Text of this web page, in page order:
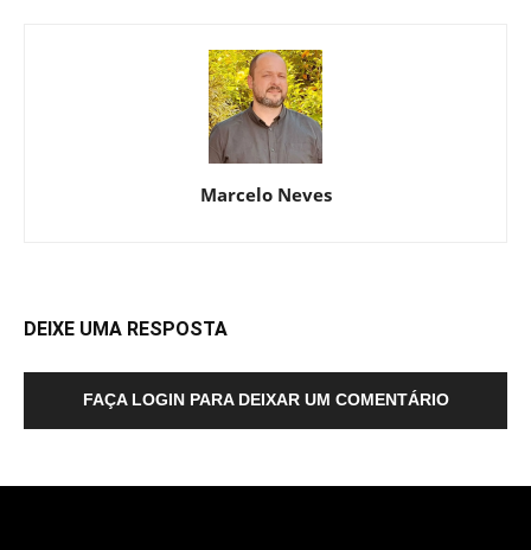
Marcelo Neves
DEIXE UMA RESPOSTA
FAÇA LOGIN PARA DEIXAR UM COMENTÁRIO